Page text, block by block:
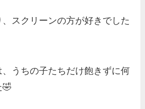
スクリーンの方が好きでした
うちの子たちだけ飽きずに何
🤣